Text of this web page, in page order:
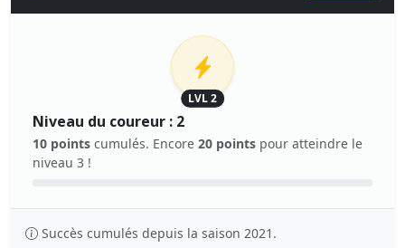
LVL 2
Niveau du coureur : 2
10 points cumulés. Encore 20 points pour atteindre le
niveau 3 !
Succès cumulés depuis la saison 2021.